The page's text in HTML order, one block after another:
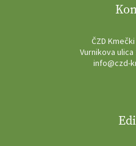
ČZD
Vurnikova ulica
info@czd-